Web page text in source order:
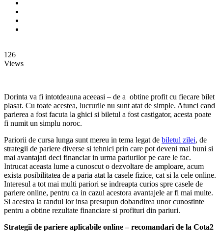
126
Views
Dorinta va fi intotdeauna aceeasi – de a obtine profit cu fiecare bilet
plasat. Cu toate acestea, lucrurile nu sunt atat de simple. Atunci cand
parierea a fost facuta la ghici si biletul a fost castigator, acesta poate
fi numit un simplu noroc.
Pariorii de cursa lunga sunt mereu in tema legat de biletul zilei, de
strategii de pariere diverse si tehnici prin care pot deveni mai buni si
mai avantajati deci financiar in urma pariurilor pe care le fac.
Intrucat aceasta lume a cunoscut o dezvoltare de amploare, acum
exista posibilitatea de a paria atat la casele fizice, cat si la cele online.
Interesul a tot mai multi pariori se indreapta curios spre casele de
pariere online, pentru ca in cazul acestora avantajele ar fi mai multe.
Si acestea la randul lor insa presupun dobandirea unor cunostinte
pentru a obtine rezultate financiare si profituri din pariuri.
Strategii de pariere aplicabile online – recomandari de la Cota2